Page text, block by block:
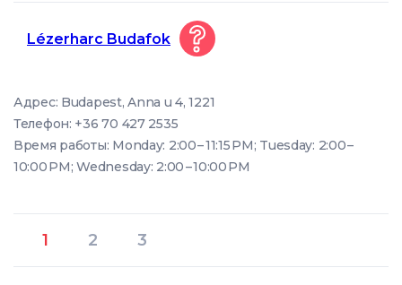
Lézerharc Budafok
Адрес: Budapest, Anna u 4, 1221
Телефон: +36 70 427 2535
Время работы: Monday: 2:00 – 11:15 PM; Tuesday: 2:00 –
10:00 PM; Wednesday: 2:00 – 10:00 PM
1 2 3